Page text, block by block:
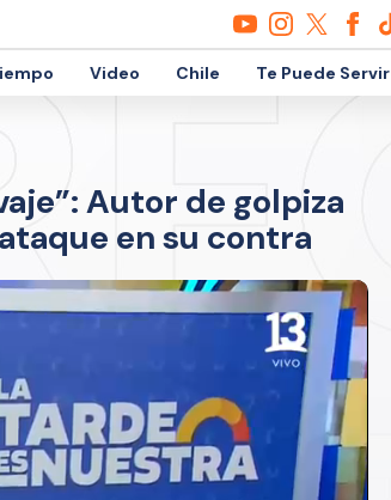
Video Chile Te Puede Servir
Autor de golpiza
en su contra